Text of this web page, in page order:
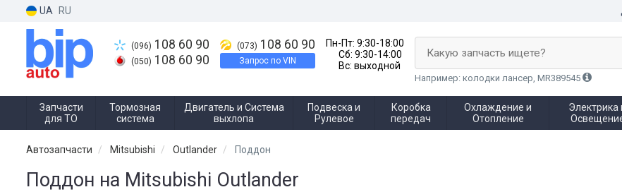
UA RU
(096) 108 60 90
(050) 108 60 90
(073) 108 60 90
Запрос по VIN
Пн-Пт: 9:30-18:00
Сб: 9:30-14:00
Вс: выходной
Какую запчасть ищете?
Например: колодки лансер, MR389545
Запчасти
для ТО
Тормозная
система
Двигатель и Система
выхлопа
Подвеска и
Рулевое
Коробка
передач
Охлаждение и
Отопление
Электрика
Автозапчасти Mitsubishi Outlander Поддон
Поддон на Mitsubishi Outlander